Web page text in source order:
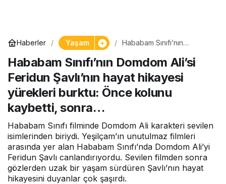
Haberler Yaşam
Hababam Sınıfı’nın
Şavlı’nın hayat hikayesi
yürekleri burktu: Önce
kolunu kaybetti, sonra…
Hababam Sınıfı’nın Domdom Ali’si
Feridun Şavlı’nın hayat hikayesi
yürekleri burktu: Önce kolunu
kaybetti, sonra…
Hababam Sınıfı filminde Domdom Ali karakteri sevilen
isimlerinden biriydi. Yeşilçam’ın unutulmaz filmleri
arasında yer alan Hababam Sınıfı’nda Domdom Ali’yi
Feridun Şavlı canlandırıyordu. Sevilen filmden sonra
gözlerden uzak bir yaşam sürdüren Şavlı’nın hayat
hikayesini duyanlar çok şaşırdı.